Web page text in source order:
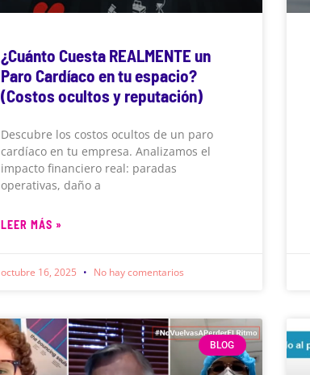
¿Cuánto Cuesta REALMENTE un
Paro Cardíaco en tu espacio?
(Costos ocultos y reputación)
Descubre los costos ocultos de un paro
cardíaco en tu empresa. Analizamos el
impacto financiero real: paradas
operativas, daño a
LEER MÁS »
octubre 16, 2025 No hay comentarios
BLOG